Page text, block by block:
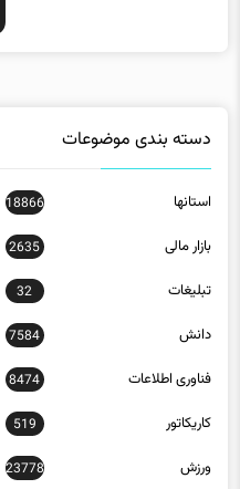
دسته بندی موضوعات
استانها 18866
بازار مالی 2635
تبلیغات 32
دانش 7584
فناوری اطلاعات 8474
کاریکاتور 519
ورزش 23778